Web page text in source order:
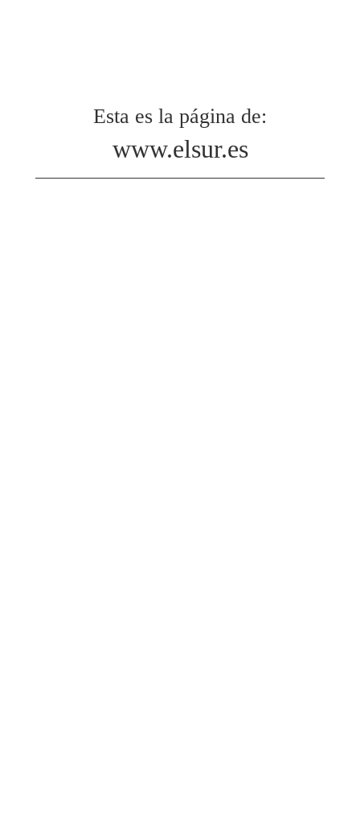
Esta es la página de:
www.elsur.es